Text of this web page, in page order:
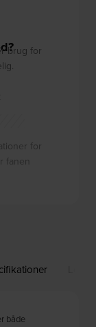
både
brug for
for
fanen